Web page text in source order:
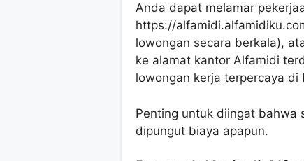
Anda dapat melamar
https://
lowongan secara berkala),
ke alamat kantor Alfamidi
lowongan kerja terpercaya di
Penting untuk diingat bahwa
dipungut biaya apapun.